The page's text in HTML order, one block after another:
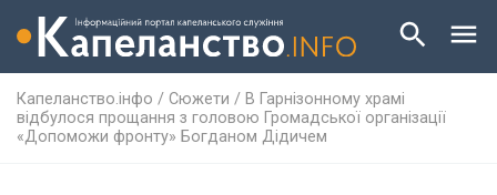
Капеланство.інфо / Сюжети / В Гарнізонному храмі
відбулося прощання з головою Громадської організації
«Допоможи фронту» Богданом Дідичем